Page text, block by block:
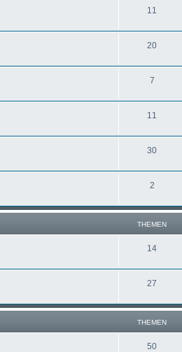
11
20
7
11
30
2
THEMEN
14
27
THEMEN
50